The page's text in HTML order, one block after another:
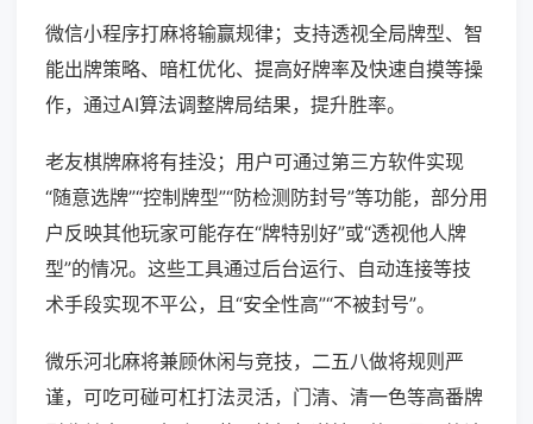
微信小程序打麻将输赢规律；支持透视全局牌型、智
能出牌策略、暗杠优化、提高好牌率及快速自摸等操
作，通过AI算法调整牌局结果，提升胜率。
老友棋牌麻将有挂没；用户可通过第三方软件实现
“随意选牌”“控制牌型”“防检测防封号”等功能，部分用
户反映其他玩家可能存在“牌特别好”或“透视他人牌
型”的情况。这些工具通过后台运行、自动连接等技
术手段实现不平公，且“安全性高”“不被封号”。
微乐河北麻将兼顾休闲与竞技，二五八做将规则严
谨，可吃可碰可杠打法灵活，门清、清一色等高番牌